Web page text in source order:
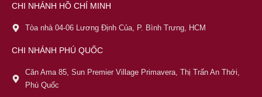
CHI NHÁNH HỒ CHÍ MINH
Tòa nhà 04-06 Lương Định Của, P. Bình Trưng, HCM
CHI NHÁNH PHÚ QUỐC
Căn Ama 85, Sun Premier Village Primavera, Thị Trấn An Thới,
Phú Quốc